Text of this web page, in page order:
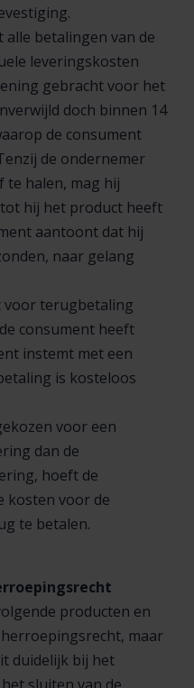
alle betalingen van de
leveringskosten
gebracht voor het
doch binnen 14
de consument
de ondernemer
te halen, mag hij
hij het product heeft
aantoont dat hij
naar gelang
voor terugbetaling
consument heeft
instemt met een
is kosteloos
voor een
dan de
hoeft de
kosten voor de
te betalen.
producten en
maar
duidelijk bij het